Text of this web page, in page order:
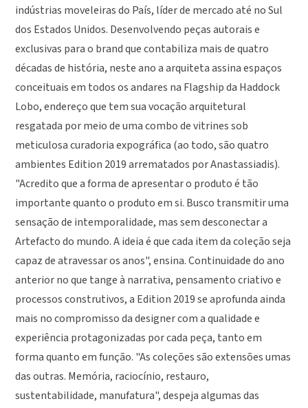
indústrias moveleiras do País, líder de mercado até no Sul
dos Estados Unidos. Desenvolvendo peças autorais e
exclusivas para o brand que contabiliza mais de quatro
décadas de história, neste ano a arquiteta assina espaços
conceituais em todos os andares na Flagship da Haddock
Lobo, endereço que tem sua vocação arquitetural
resgatada por meio de uma combo de vitrines sob
meticulosa curadoria expográfica (ao todo, são quatro
ambientes Edition 2019 arrematados por Anastassiadis).
"Acredito que a forma de apresentar o produto é tão
importante quanto o produto em si. Busco transmitir uma
sensação de intemporalidade, mas sem desconectar a
Artefacto do mundo. A ideia é que cada item da coleção seja
capaz de atravessar os anos", ensina. Continuidade do ano
anterior no que tange à narrativa, pensamento criativo e
processos construtivos, a Edition 2019 se aprofunda ainda
mais no compromisso da designer com a qualidade e
experiência protagonizadas por cada peça, tanto em
forma quanto em função. "As coleções são extensões umas
das outras. Memória, raciocínio, restauro,
sustentabilidade, manufatura", despeja algumas das